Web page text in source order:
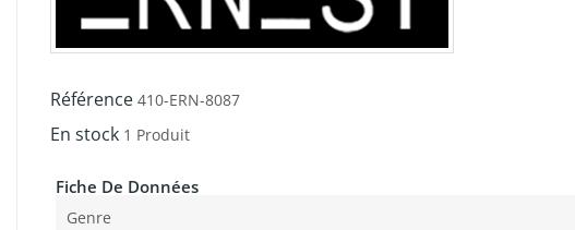
Référence 410-ERN-8087
En stock 1 Produit
Fiche De Données
Genre